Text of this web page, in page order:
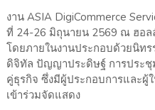
งาน ASIA DigiCommerce
ที่ 24-26 มิถุนายน 2569 ณ ฮอ
โดยภายในงานประกอบด้วยนิท
ดิจิทัล ปัญญาประดิษฐ์ การประชุ
คู่ธุรกิจ ซึ่งมีผู้ประกอบการและผู้
เข้าร่วมจัดแสดง